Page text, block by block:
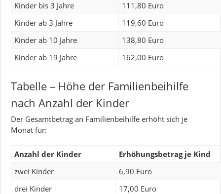
Kinder bis 3 Jahre
111,80 Euro
Kinder ab 3 Jahre
119,60 Euro
Kinder ab 10 Jahre
138,80 Euro
Kinder ab 19 Jahre
162,00 Euro
Tabelle – Höhe der Familienbeihilfe
nach Anzahl der Kinder
Der Gesamtbetrag an Familienbeihilfe erhöht sich je
Monat für:
Anzahl der Kinder
Erhöhungsbetrag je Kind
zwei Kinder
6,90 Euro
drei Kinder
17,00 Euro